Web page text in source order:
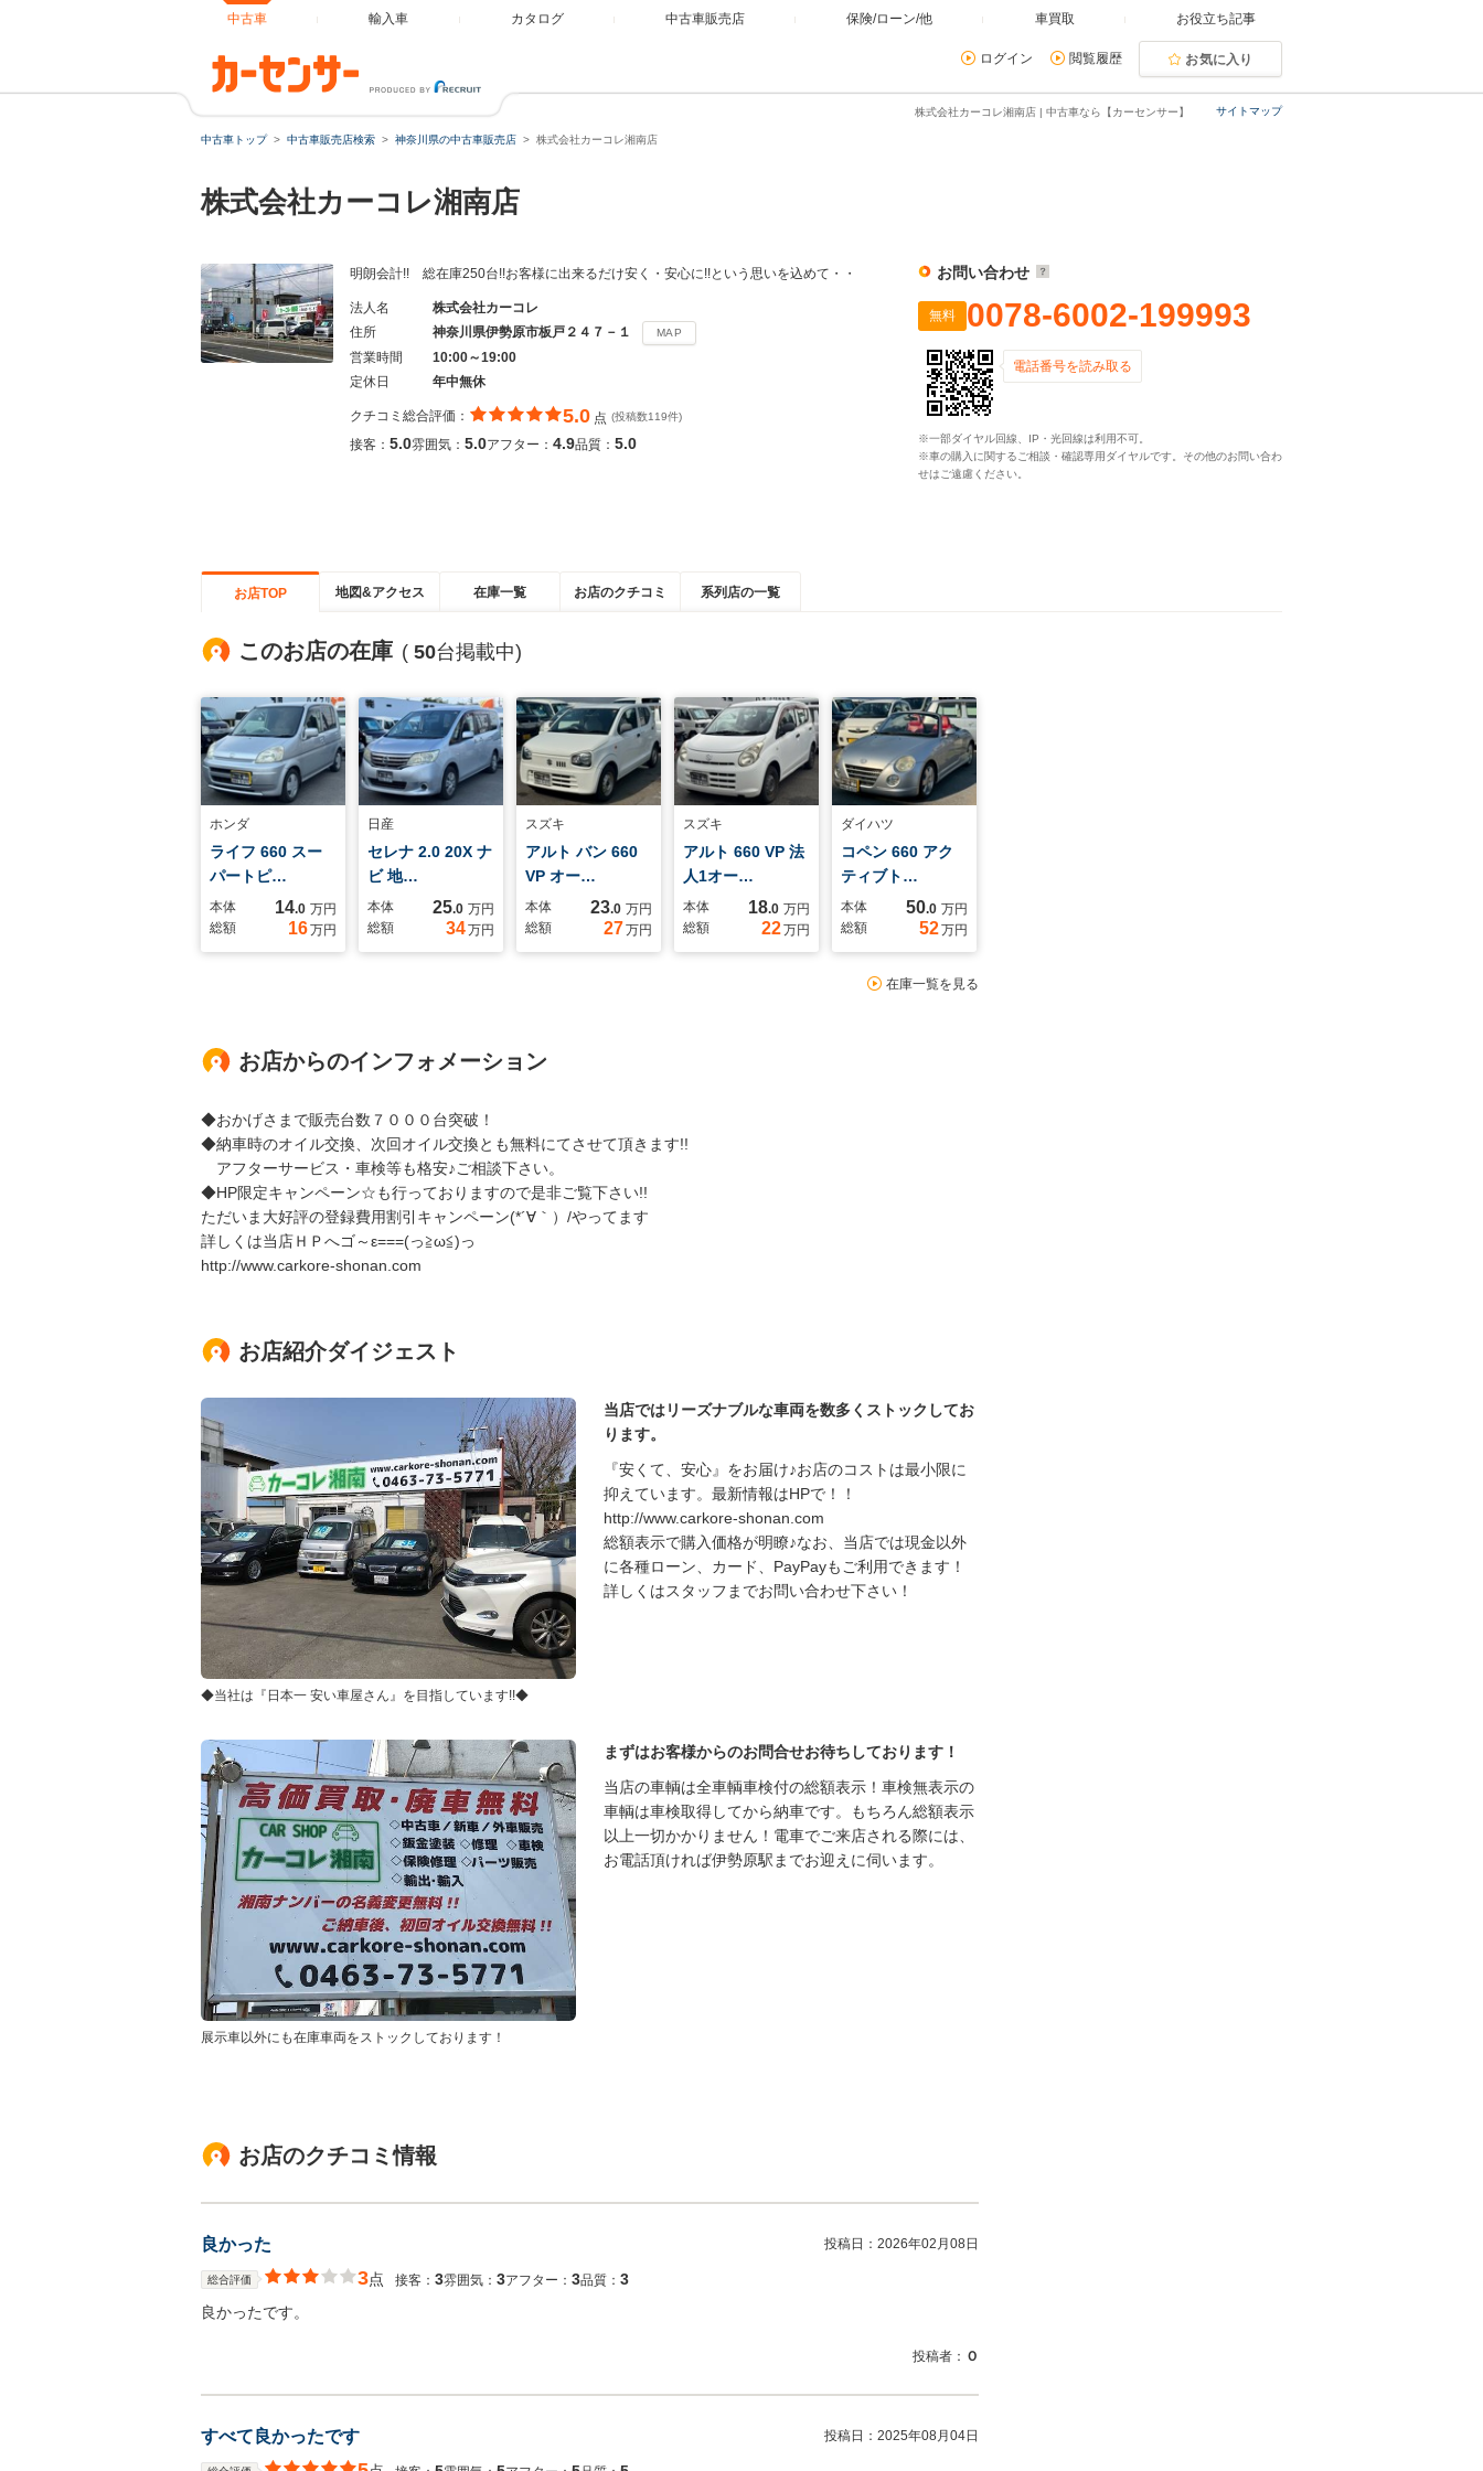
中古車 輸入車 カタログ 中古車販売店 保険/ローン/他 車買取 お役立ち記事
ログイン 閲覧履歴 お気に入り
サイトマップ
株式会社カーコレ湘南店 | 中古車なら【カーセンサー】
中古車トップ 中古車販売店検索 神奈川県の中古車販売店 株式会社カーコレ湘南店
株式会社カーコレ湘南店
明朗会計!! 総在庫250台!!お客様に出来るだけ安く・安心に!!という思いを込めて・・
法人名
株式会社カーコレ
住所
神奈川県伊勢原市板戸２４７－１ MAP
営業時間
10:00～19:00
定休日
年中無休
クチコミ総合評価： 5.0 点 (投稿数119件)
接客： 5.0雰囲気： 5.0アフター： 4.9品質： 5.0
お問い合わせ
無料 0078-6002-199993
電話番号を読み取る
※一部ダイヤル回線、IP・光回線は利用不可。
※車の購入に関するご相談・確認専用ダイヤルです。その他のお問い合わ
せはご遠慮ください。
お店TOP 地図&アクセス 在庫一覧 お店のクチコミ 系列店の一覧
このお店の在庫 ( 50台掲載中)
ホンダ
ライフ 660 スー
パートピ…
本体 14.0 万円
総額
16万円
日産
セレナ 2.0 20X ナ
ビ 地…
本体 25.0 万円
総額
34万円
スズキ
アルト バン 660
VP オー…
本体 23.0 万円
総額
27万円
スズキ
アルト 660 VP 法
人1オー…
本体 18.0 万円
総額
22万円
ダイハツ
コペン 660 アク
ティブト…
本体 50.0 万円
総額
52万円
在庫一覧を見る
お店からのインフォメーション
◆おかげさまで販売台数７０００台突破！
◆納車時のオイル交換、次回オイル交換とも無料にてさせて頂きます!!
アフターサービス・車検等も格安♪ご相談下さい。
◆HP限定キャンペーン☆も行っておりますので是非ご覧下さい!!
ただいま大好評の登録費用割引キャンペーン(*´∀｀）/やってます
詳しくは当店ＨＰへゴ～ε===(っ≧ω≦)っ
http://www.carkore-shonan.com
お店紹介ダイジェスト
◆当社は『日本一 安い車屋さん』を目指しています!!◆
当店ではリーズナブルな車両を数多くストックしてお
ります。
『安くて、安心』をお届け♪お店のコストは最小限に
抑えています。最新情報はHPで！！
http://www.carkore-shonan.com
総額表示で購入価格が明瞭♪なお、当店では現金以外
に各種ローン、カード、PayPayもご利用できます！
詳しくはスタッフまでお問い合わせ下さい！
展示車以外にも在庫車両をストックしております！
まずはお客様からのお問合せお待ちしております！
当店の車輌は全車輌車検付の総額表示！車検無表示の
車輌は車検取得してから納車です。もちろん総額表示
以上一切かかりません！電車でご来店される際には、
お電話頂ければ伊勢原駅までお迎えに伺います。
お店のクチコミ情報
良かった 投稿日： 2026年02月08日
総合評価 3点 接客： 3雰囲気： 3アフター： 3品質： 3
良かったです。
投稿者： Ｏ
すべて良かったです 投稿日： 2025年08月04日